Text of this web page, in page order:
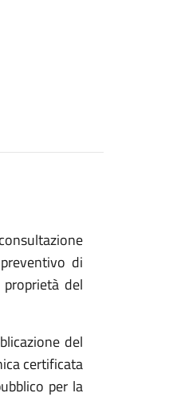
di
del
del
certificata
per la